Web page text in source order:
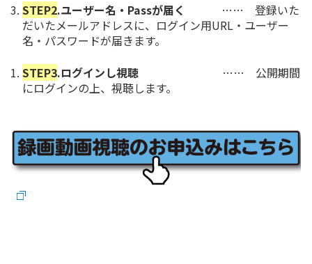
STEP2.ユーザー名・Passが届く
…… 登録いた
だいたメールアドレスに、ログイン用URL・ユーザー
名・パスワードが届きます。
STEP3.ログインし視聴
…… 公開期間
にログインの上、視聴します。